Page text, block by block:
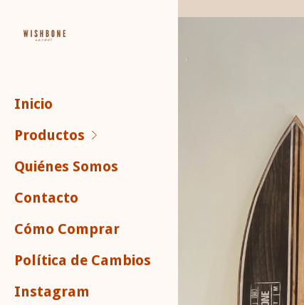
Inicio
Productos
Quiénes Somos
Contacto
Cómo Comprar
Política de Cambios
Instagram